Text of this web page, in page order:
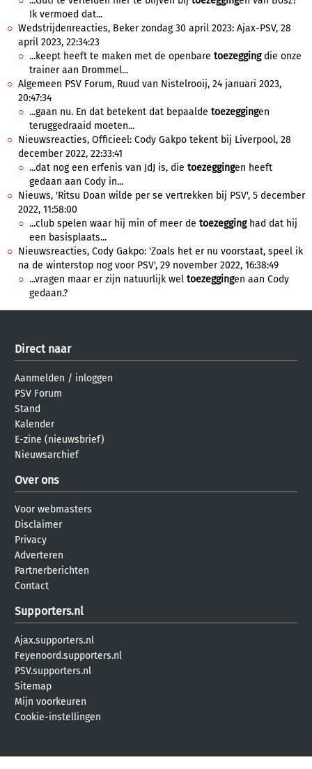
Ik vermoed dat...
Wedstrijdenreacties, Beker zondag 30 april 2023: Ajax-PSV, 28
april 2023, 22:34:23
...keept heeft te maken met de openbare toezeggingdie onze
trainer aan Drommel...
Algemeen PSV Forum, Ruud van Nistelrooij, 24 januari 2023,
20:47:34
...gaan nu. En dat betekent dat bepaalde toezeggingen
teruggedraaid moeten...
Nieuwsreacties, Officieel: Cody Gakpo tekent bij Liverpool, 28
december 2022, 22:33:41
...dat nog een erfenis van JdJ is, die toezeggingen heeft
gedaan aan Cody in...
Nieuws, 'Ritsu Doan wilde per se vertrekken bij PSV', 5 december
2022, 11:58:00
...club spelen waar hij min of meer de toezegginghad dat hij
een basisplaats...
Nieuwsreacties, Cody Gakpo: 'Zoals het er nu voorstaat, speel ik
na de winterstop nog voor PSV', 29 november 2022, 16:38:49
...vragen maar er zijn natuurlijk wel toezeggingen aan Cody
gedaan.?
Direct naar
Aanmelden / inloggen
PSV Forum
Stand
Kalender
E-zine (nieuwsbrief)
Nieuwsarchief
Over ons
Voor webmasters
Disclaimer
Privacy
Adverteren
Partnerberichten
Contact
Supporters.nl
Ajax.supporters.nl
Feyenoord.supporters.nl
PSV.supporters.nl
Sitemap
Mijn voorkeuren
Cookie-instellingen